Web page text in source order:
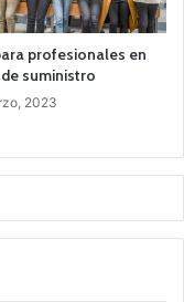
profesionales en
suministro
2023